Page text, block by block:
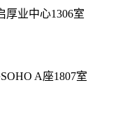
厚业中心1306室
A座1807室